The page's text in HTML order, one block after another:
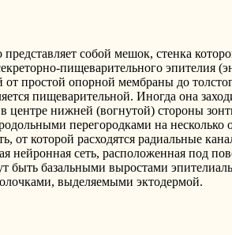
собой мешок, стенка
пищеварительного эпителия
простой опорной мембраны до
пищеварительной. Иногда она
центре нижней (вогнутой) стороны
перегородками на несколько
от которой расходятся радиальные
нейронная сеть, расположенная под
быть базальными выростами
выделяемыми эктодермой.